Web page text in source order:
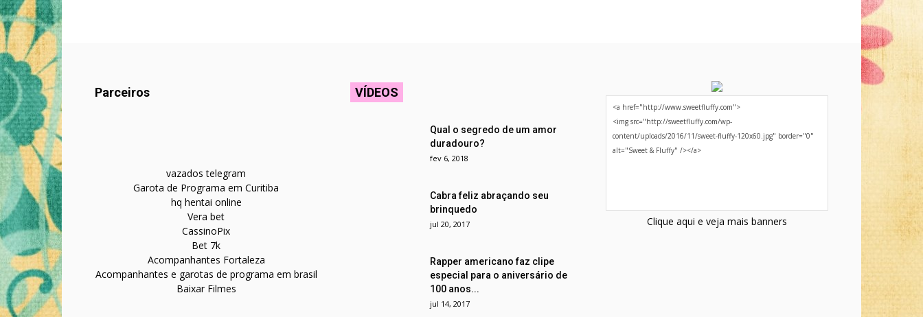
Parceiros
vazados telegram
Garota de Programa em Curitiba
hq hentai online
Vera bet
CassinoPix
Bet 7k
Acompanhantes Fortaleza
Acompanhantes e garotas de programa em brasil
Baixar Filmes
VÍDEOS
Qual o segredo de um amor
duradouro?
fev 6, 2018
Cabra feliz abraçando seu
brinquedo
jul 20, 2017
Rapper americano faz clipe
especial para o aniversário de
100 anos...
jul 14, 2017
Clique aqui e veja mais banners